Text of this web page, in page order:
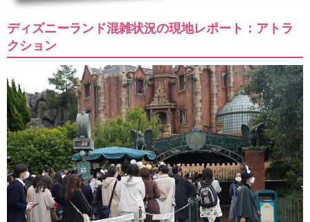
ディズニーランド混雑状況の現地レポート：アトラ
クション